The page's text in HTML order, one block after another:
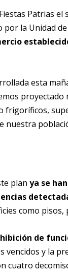
Patrias
la Unidad
esta
proyectado
frigoríficos,
nuestra
plan ya se
como
de
y la
cuatro